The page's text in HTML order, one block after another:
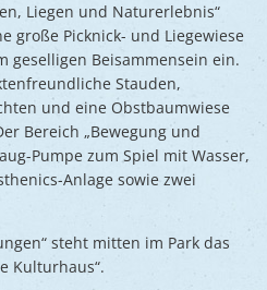
Liegen und Naturerlebnis“
große Picknick- und Liegewiese
geselligen Beisammensein ein.
Stauden,
und eine Obstbaumwiese
Bereich „Bewegung und
Pumpe zum Spiel mit Wasser,
Anlage sowie zwei
steht mitten im Park das
Kulturhaus“.